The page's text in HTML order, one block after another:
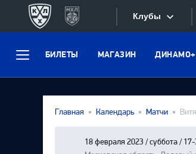
Клубы
Конференция
Спартак
БИЛЕТЫ МАГАЗИН ДИНАМО+
Главная Календарь Матчи
18 февраля 2023 / суббота /